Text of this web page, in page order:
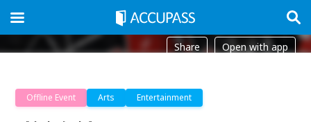
Share Open with app
Offline Event Arts Entertainment